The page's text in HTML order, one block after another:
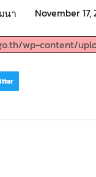
นา November 17,
wp-content/